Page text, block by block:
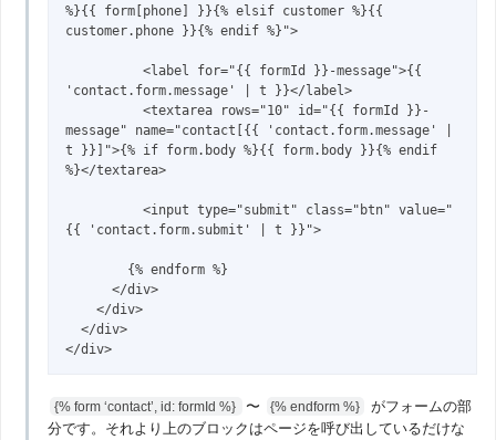
%}{{ form[phone] }}{% elsif customer %}{{
customer.phone }}{% endif %}">
          <label for="{{ formId }}-message">{{
'contact.form.message' | t }}</label>
          <textarea rows="10" id="{{ formId }}-
message" name="contact[{{ 'contact.form.message' |
t }}]">{% if form.body %}{{ form.body }}{% endif
%}</textarea>
          <input type="submit" class="btn" value="
{{ 'contact.form.submit' | t }}">
      </div>
    </div>
  </div>
</div>
{% form ‘contact’, id: formId %} 〜 {% endform %}
がフォームの部
分です。それより上のブロックはページを呼び出しているだけな